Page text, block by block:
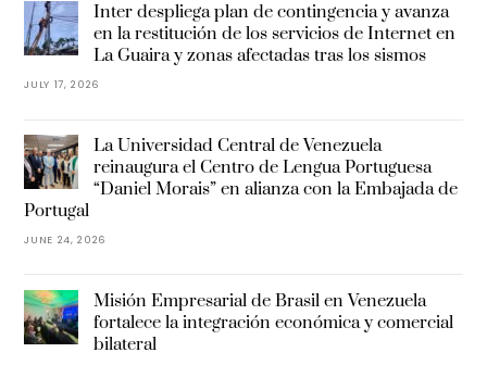
Inter despliega plan de contingencia y avanza
en la restitución de los servicios de Internet en
La Guaira y zonas afectadas tras los sismos
JULY 17, 2026
La Universidad Central de Venezuela
reinaugura el Centro de Lengua Portuguesa
“Daniel Morais” en alianza con la Embajada de
Portugal
JUNE 24, 2026
Misión Empresarial de Brasil en Venezuela
fortalece la integración económica y comercial
bilateral